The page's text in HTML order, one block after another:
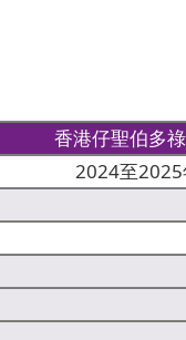
香港仔聖伯多
2024至